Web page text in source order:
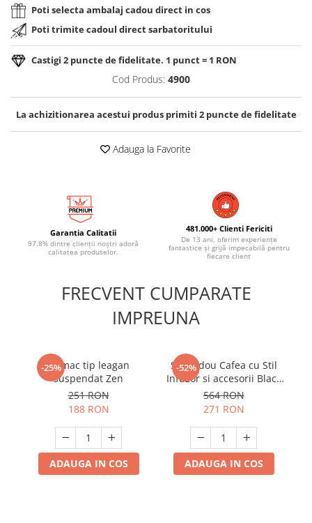
Poti selecta ambalaj cadou direct in cos
Poti trimite cadoul direct sarbatoritului
Castigi 2 puncte de fidelitate. 1 punct = 1 RON
Cod Produs: 4900
La achizitionarea acestui produs primiti 2puncte de fidelitate
Adauga la Favorite
Garantia Calitatii
97.8% dintre clienții noștri adoră
calitatea produselor.
481.000+ Clienti Fericiti
De 13 ani, oferim experiențe
fantastice și grijă impecabilă pentru
fiecare client
FRECVENT CUMPARATE
IMPREUNA
-25%
Hamac tip leagan
suspendat Zen
251 RON
188 RON
ADAUGA IN COS
-52%
Set cadou Cafea cu Stil
Infuzor si accesorii Black
V60
564 RON
271 RON
ADAUGA IN COS